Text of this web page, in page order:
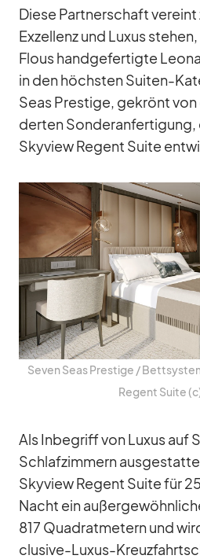
Diese Part­ner­schaft ver­eint
Ex­zel­lenz und Lu­xus
Flous hand­ge­fer­tigte
in den höchs­ten Sui­ten-
Seas Pres­tige, ge­krönt
der­ten Son­der­an­fer­ti­gung,
Sky­view Re­gent Suite
Se­ven Seas Pres­tige /​
Re­gent Suite
Als In­be­griff von Lu­xus auf
Schlaf­zim­mern
Sky­view Re­gent Suite für
Nacht ein
817 Qua­drat­me­tern und
clu­sive-Lu­xus-